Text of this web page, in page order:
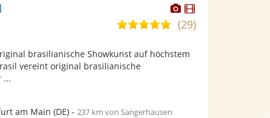
Dieser
Künstler
stellt
bereit.
Dieser
Künstler
5,0
5
(29)
brasilianische Showkunst auf höchstem
vereint original brasilianische
...
am Main (DE)- 237 km von Sangerhausen